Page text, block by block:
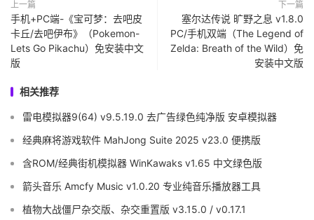
上一篇
手机+PC端-《宝可梦：去吧皮
卡丘/去吧伊布》（Pokemon-
Lets Go Pikachu）免安装中文
版
下一篇
塞尔达传说 旷野之息 v1.8.0
PC/手机双端（The Legend of
Zelda: Breath of the Wild）免
安装中文版
相关推荐
雷电模拟器9(64) v9.5.19.0 去广告绿色纯净版 安卓模拟器
经典麻将游戏软件 MahJong Suite 2025 v23.0 便携版
含ROM/经典街机模拟器 WinKawaks v1.65 中文绿色版
箭头音乐 Amcfy Music v1.0.20 专业纯音乐播放器工具
植物大战僵尸杂交版、杂交重置版 v3.15.0 / v0.17.1